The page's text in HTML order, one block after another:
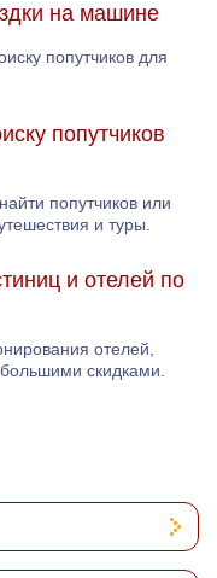
на машине
попутчиков для
попутчиков
попутчиков или
и туры.
и отелей по
отелей,
скидками.